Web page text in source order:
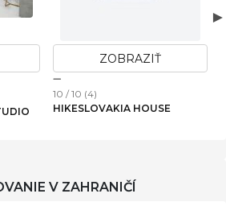
ZOBRAZIŤ
10 / 10 (4)
HIKESLOVAKIA HOUSE
V ZAHRANIČÍ